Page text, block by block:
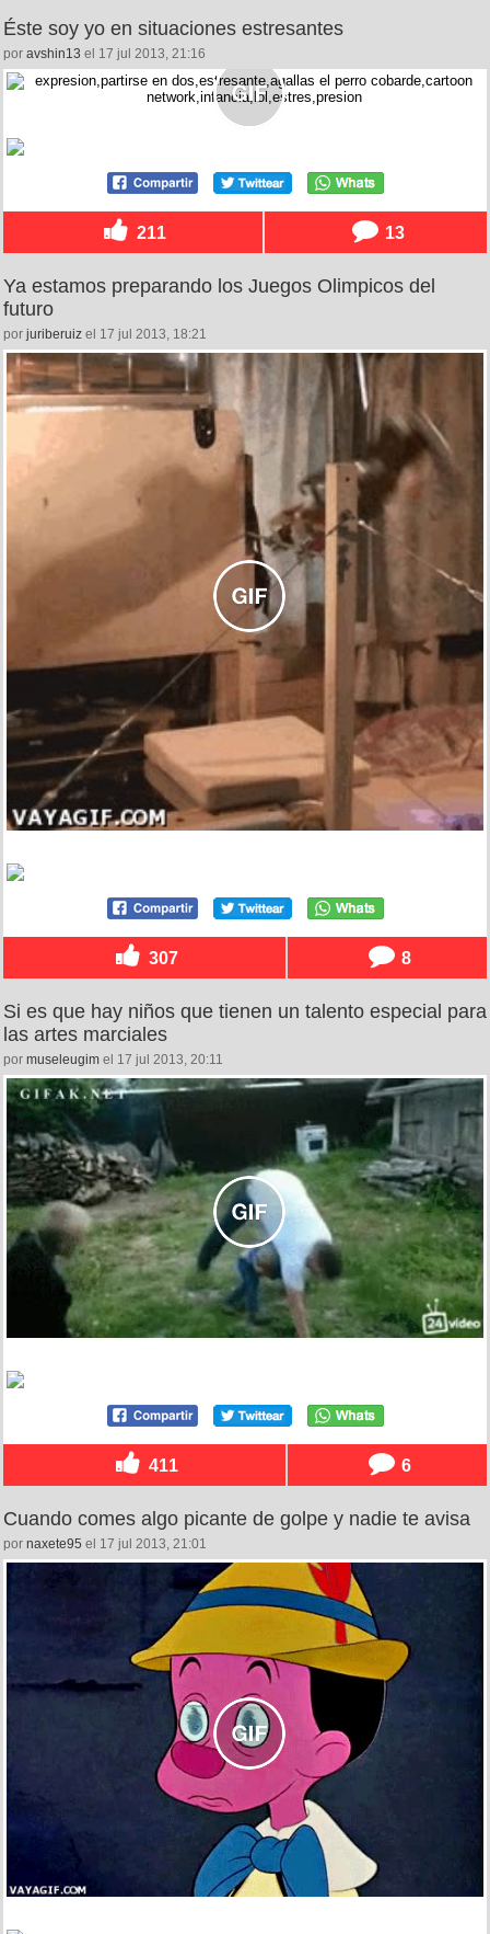
Éste soy yo en situaciones estresantes
por avshin13 el 17 jul 2013, 21:16
211 13
Ya estamos preparando los Juegos Olimpicos del
futuro
por juriberuiz el 17 jul 2013, 18:21
307 8
Si es que hay niños que tienen un talento especial para
las artes marciales
por museleugim el 17 jul 2013, 20:11
411 6
Cuando comes algo picante de golpe y nadie te avisa
por naxete95 el 17 jul 2013, 21:01